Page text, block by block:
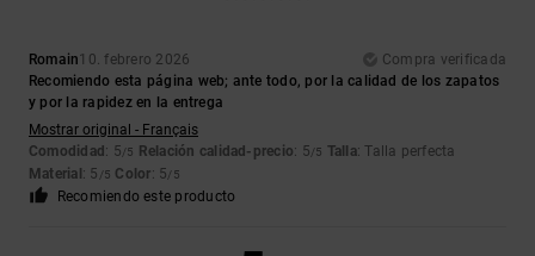
Romain10. febrero 2026
Compra verificada
Recomiendo esta página web; ante todo, por la calidad de los zapatos
y por la rapidez en la entrega
Mostrar original - Français
Comodidad : 5/5 Relación calidad-precio: 5/5 Talla: Talla perfecta
Material : 5 /5 Color: 5/5
Recomiendo este producto